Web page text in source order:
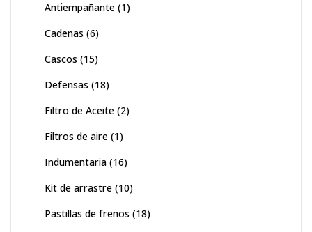
Antiempañante (1)
Cadenas (6)
Cascos (15)
Defensas (18)
Filtro de Aceite (2)
Filtros de aire (1)
Indumentaria (16)
Kit de arrastre (10)
Pastillas de frenos (18)